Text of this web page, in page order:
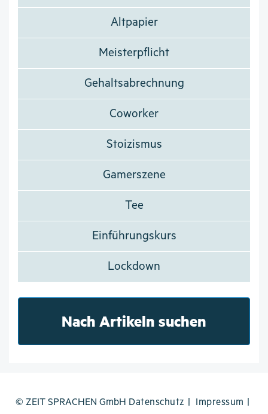
Altpapier
Meisterpflicht
Gehaltsabrechnung
Coworker
Stoizismus
Gamerszene
Tee
Einführungskurs
Lockdown
Nach Artikeln suchen
© ZEIT SPRACHEN GmbH Datenschutz
Impressum